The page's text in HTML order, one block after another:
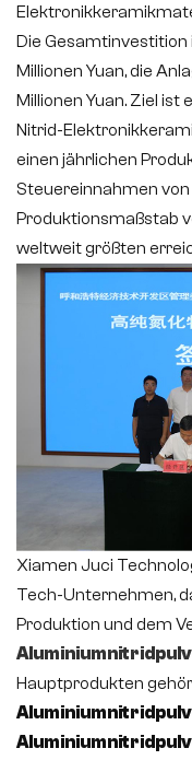
Die
Millionen Yuan, die
Millionen Yuan. Ziel
Nitrid-
einen jährlichen
Steuereinnahmen von
Produktionsmaßstab
weltweit größten
Xiamen Juci
Tech-Unternehmen,
Produktion und dem
Hauptprodukten